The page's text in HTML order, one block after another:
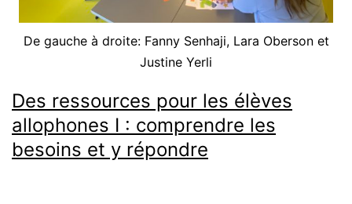
De gauche à droite: Fanny Senhaji, Lara Oberson et
Justine Yerli
Des ressources pour les élèves
allophones I : comprendre les
besoins et y répondre